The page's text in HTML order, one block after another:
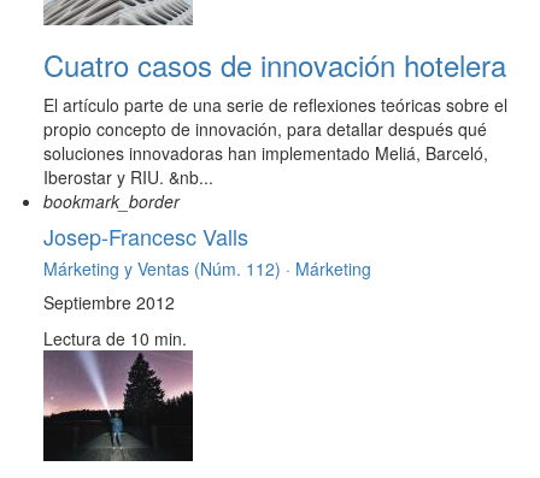
Cuatro casos de innovación hotelera
El artículo parte de una serie de reflexiones teóricas sobre el
propio concepto de innovación, para detallar después qué
soluciones innovadoras han implementado Meliá, Barceló,
Iberostar y RIU. &nb...
bookmark_border
Josep-Francesc Valls
Márketing y Ventas (Núm. 112) · Márketing
Septiembre 2012
Lectura de 10 min.